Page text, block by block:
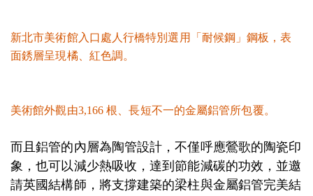
新北市美術館入口處人行橋特別選用「耐候鋼」鋼板，表
面銹層呈現橘、紅色調。
美術館外觀由3,166 根、長短不一的金屬鋁管所包覆。
而且鋁管的內層為陶管設計，不僅呼應鶯歌的陶瓷印
象，也可以減少熱吸收，達到節能減碳的功效，並邀
請英國結構師，將支撐建築的梁柱與金屬鋁管完美結